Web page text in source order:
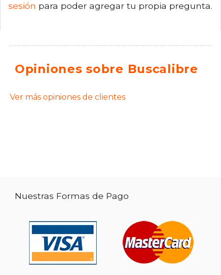
sesión para poder agregar tu propia pregunta.
Opiniones sobre Buscalibre
Ver más opiniones de clientes
Nuestras Formas de Pago